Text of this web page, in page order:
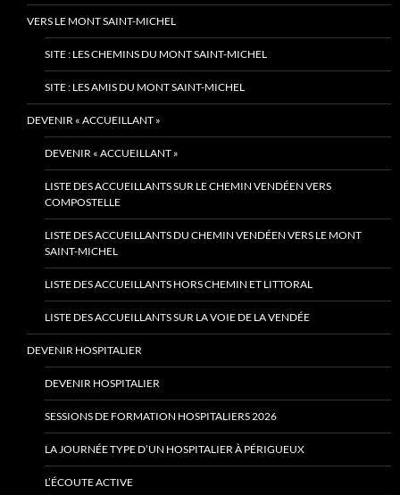
VERS LE MONT SAINT-MICHEL
SITE : LES CHEMINS DU MONT SAINT-MICHEL
SITE : LES AMIS DU MONT SAINT-MICHEL
DEVENIR « ACCUEILLANT »
DEVENIR « ACCUEILLANT »
LISTE DES ACCUEILLANTS SUR LE CHEMIN VENDÉEN VERS
COMPOSTELLE
LISTE DES ACCUEILLANTS DU CHEMIN VENDÉEN VERS LE MONT
SAINT-MICHEL
LISTE DES ACCUEILLANTS HORS CHEMIN ET LITTORAL
LISTE DES ACCUEILLANTS SUR LA VOIE DE LA VENDÉE
DEVENIR HOSPITALIER
DEVENIR HOSPITALIER
SESSIONS DE FORMATION HOSPITALIERS 2026
LA JOURNÉE TYPE D’UN HOSPITALIER À PÉRIGUEUX
L’ÉCOUTE ACTIVE